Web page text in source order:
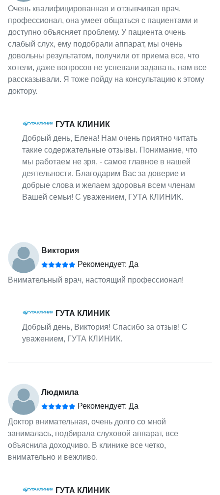
Очень квалифицированная и отзывчивая врач,
профессионал, она умеет общаться с пациентами и
доступно объясняет проблему. У пациента очень
слабый слух, ему подобрали аппарат, мы очень
довольны результатом, получили от приема все, что
хотели, даже вопросов не успевали задавать, нам все
рассказывали. Я тоже пойду на консультацию к этому
доктору.
ГУТА КЛИНИК
Добрый день, Елена! Нам очень приятно читать
такие содержательные отзывы. Понимание, что
мы работаем не зря, - самое главное в нашей
деятельности. Благодарим Вас за доверие и
добрые слова и желаем здоровья всем членам
Вашей семьи! С уважением, ГУТА КЛИНИК.
Виктория
Рекомендует: Да
Внимательный врач, настоящий профессионал!
ГУТА КЛИНИК
Добрый день, Виктория! Спасибо за отзыв! С
уважением, ГУТА КЛИНИК.
Людмила
Рекомендует: Да
Доктор внимательная, очень долго со мной
занималась, подбирала слуховой аппарат, все
объяснила доходчиво. В клинике все четко,
внимательно и вежливо.
ГУТА КЛИНИК